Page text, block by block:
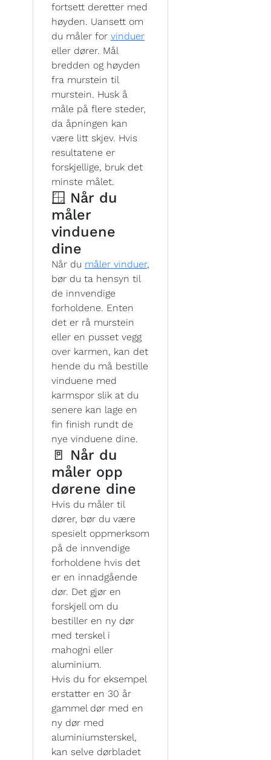
fortsett deretter med
høyden. Uansett om
du måler for vinduer
eller dører. Mål
bredden og høyden
fra murstein til
murstein. Husk å
måle på flere steder,
da åpningen kan
være litt skjev. Hvis
resultatene er
forskjellige, bruk det
minste målet.
🪟 Når du
måler
vinduene
dine
Når du måler vinduer,
bør du ta hensyn til
de innvendige
forholdene. Enten
det er rå murstein
eller en pusset vegg
over karmen, kan det
hende du må bestille
vinduene med
karmspor slik at du
senere kan lage en
fin finish rundt de
nye vinduene dine.
🚪 Når du
måler opp
dørene dine
Hvis du måler til
dører, bør du være
spesielt oppmerksom
på de innvendige
forholdene hvis det
er en innadgående
dør. Det gjør en
forskjell om du
bestiller en ny dør
med terskel i
mahogni eller
aluminium.
Hvis du for eksempel
erstatter en 30 år
gammel dør med en
ny dør med
aluminiumsterskel,
kan selve dørbladet